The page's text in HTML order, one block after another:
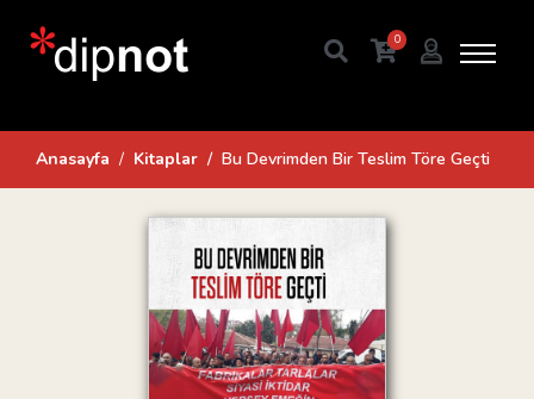
0
Anasayfa Kitaplar Bu Devrimden Bir Teslim Töre Geçti